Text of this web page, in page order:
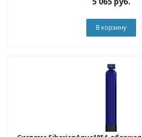
В корзину